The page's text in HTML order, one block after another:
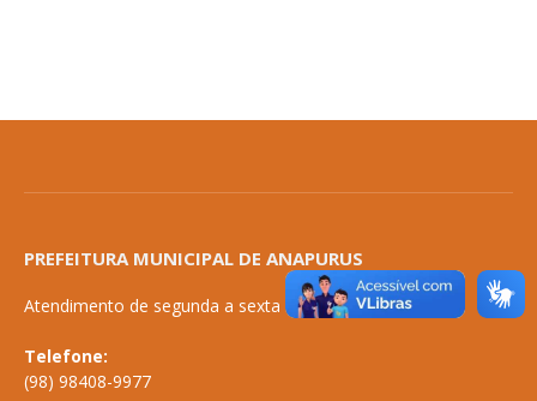
PREFEITURA MUNICIPAL DE ANAPURUS
Atendimento de segunda a sexta de 08:00 às 14:00
Telefone:
(98) 98408-9977